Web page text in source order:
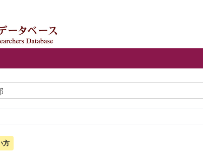
方